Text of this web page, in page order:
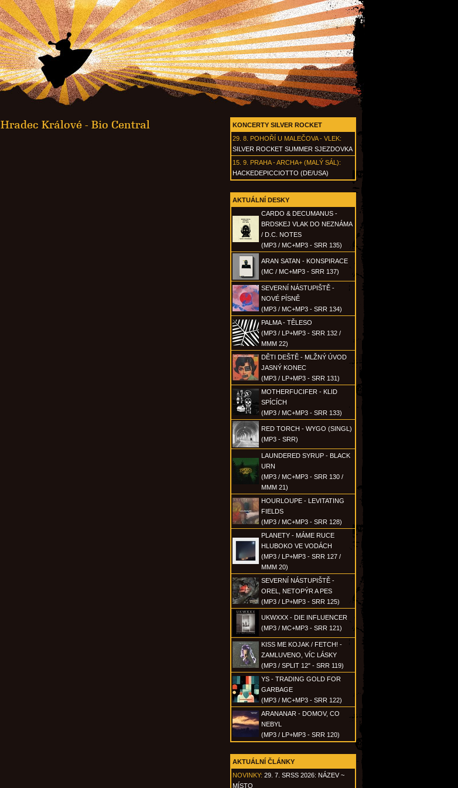
KONCERTY SILVER ROCKET
29. 8. POHOŘÍ U MALEČOVA - VLEK:
SILVER ROCKET SUMMER SJEZDOVKA
15. 9. PRAHA - ARCHA+ (MALÝ SÁL):
HACKEDEPICCIOTTO (DE/USA)
AKTUÁLNÍ DESKY
CARDO & DECUMANUS -
BRDSKEJ VLAK DO NEZNÁMA
/ D.C. NOTES
(MP3 / MC+MP3 - SRR 135)
ARAN SATAN - KONSPIRACE
(MC / MC+MP3 - SRR 137)
SEVERNÍ NÁSTUPIŠTĚ -
NOVÉ PÍSNĚ
(MP3 / MC+MP3 - SRR 134)
PALMA - TĚLESO
(MP3 / LP+MP3 - SRR 132 /
MMM 22)
DĚTI DEŠTĚ - MLŽNÝ ÚVOD
JASNÝ KONEC
(MP3 / LP+MP3 - SRR 131)
MOTHERFUCIFER - KLID
SPÍCÍCH
(MP3 / MC+MP3 - SRR 133)
RED TORCH - WYGO (SINGL)
(MP3 - SRR)
LAUNDERED SYRUP - BLACK
URN
(MP3 / MC+MP3 - SRR 130 /
MMM 21)
HOURLOUPE - LEVITATING
FIELDS
(MP3 / MC+MP3 - SRR 128)
PLANETY - MÁME RUCE
HLUBOKO VE VODÁCH
(MP3 / LP+MP3 - SRR 127 /
MMM 20)
SEVERNÍ NÁSTUPIŠTĚ -
OREL, NETOPÝR A PES
(MP3 / LP+MP3 - SRR 125)
UKWXXX - DIE INFLUENCER
(MP3 / MC+MP3 - SRR 121)
KISS ME KOJAK / FETCH! -
ZAMLUVENO, VÍC LÁSKY
(MP3 / SPLIT 12" - SRR 119)
YS - TRADING GOLD FOR
GARBAGE
(MP3 / MC+MP3 - SRR 122)
ARANANAR - DOMOV, CO
NEBYL
(MP3 / LP+MP3 - SRR 120)
AKTUÁLNÍ ČLÁNKY
NOVINKY: 29. 7. SRSS 2026: NÁZEV ~
MÍSTO
Hradec Králové - Bio Central